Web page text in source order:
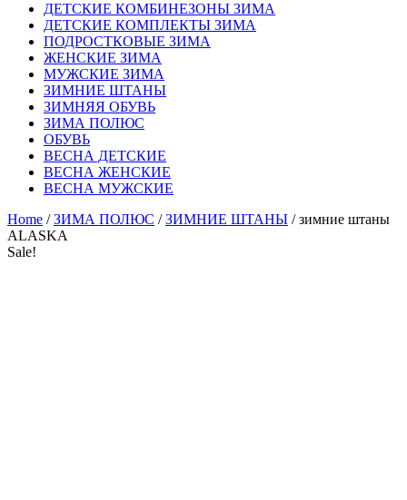
ДЕТСКИЕ КОМБИНЕЗОНЫ ЗИМА
ДЕТСКИЕ КОМПЛЕКТЫ ЗИМА
ПОДРОСТКОВЫЕ ЗИМА
ЖЕНСКИЕ ЗИМА
МУЖСКИЕ ЗИМА
ЗИМНИЕ ШТАНЫ
ЗИМНЯЯ ОБУВЬ
ЗИМА ПОЛЮС
ОБУВЬ
ВЕСНА ДЕТСКИЕ
ВЕСНА ЖЕНСКИЕ
ВЕСНА МУЖСКИЕ
Home /ЗИМА ПОЛЮС /ЗИМНИЕ ШТАНЫ / зимние штаны
ALASKA
Sale!